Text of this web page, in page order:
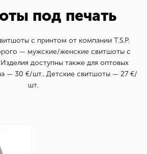
под печать
с принтом от компании T.S.P.
— мужские/женские свитшоты с
доступны также для оптовых
— 30 €/шт.. Детские свитшоты — 27 €/
шт.